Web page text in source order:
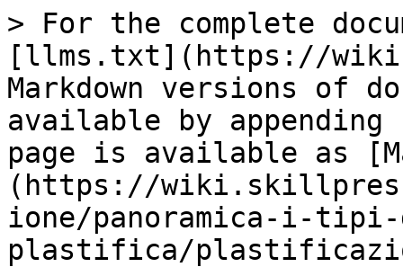
> For the complete
[llms.txt](https://
Markdown versions of
available by
page is available as
(https://
ione/panoramica-i-
plastifica/